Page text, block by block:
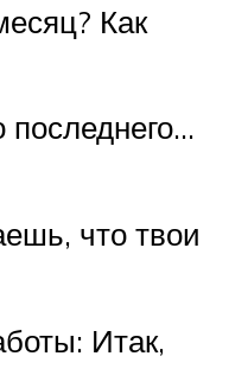
Как
что твои
Итак,